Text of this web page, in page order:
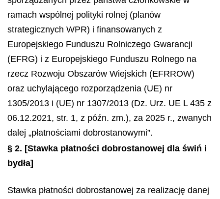
ramach wspólnej polityki rolnej (planów
strategicznych WPR) i finansowanych z
Europejskiego Funduszu Rolniczego Gwarancji
(EFRG) i z Europejskiego Funduszu Rolnego na
rzecz Rozwoju Obszarów Wiejskich (EFRROW)
oraz uchylającego rozporządzenia (UE) nr
1305/2013 i (UE) nr 1307/2013 (Dz. Urz. UE L 435 z
06.12.2021, str. 1, z późn. zm.), za 2025 r., zwanych
dalej „płatnościami dobrostanowymi”.
§ 2. [Stawka płatności dobrostanowej dla świń i
bydła]
Stawka płatności dobrostanowej za realizację danej